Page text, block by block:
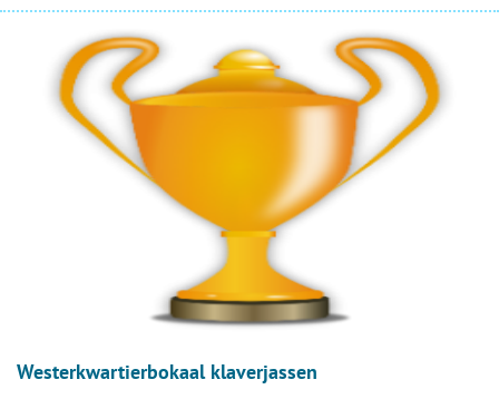
Westerkwartierbokaal klaverjassen